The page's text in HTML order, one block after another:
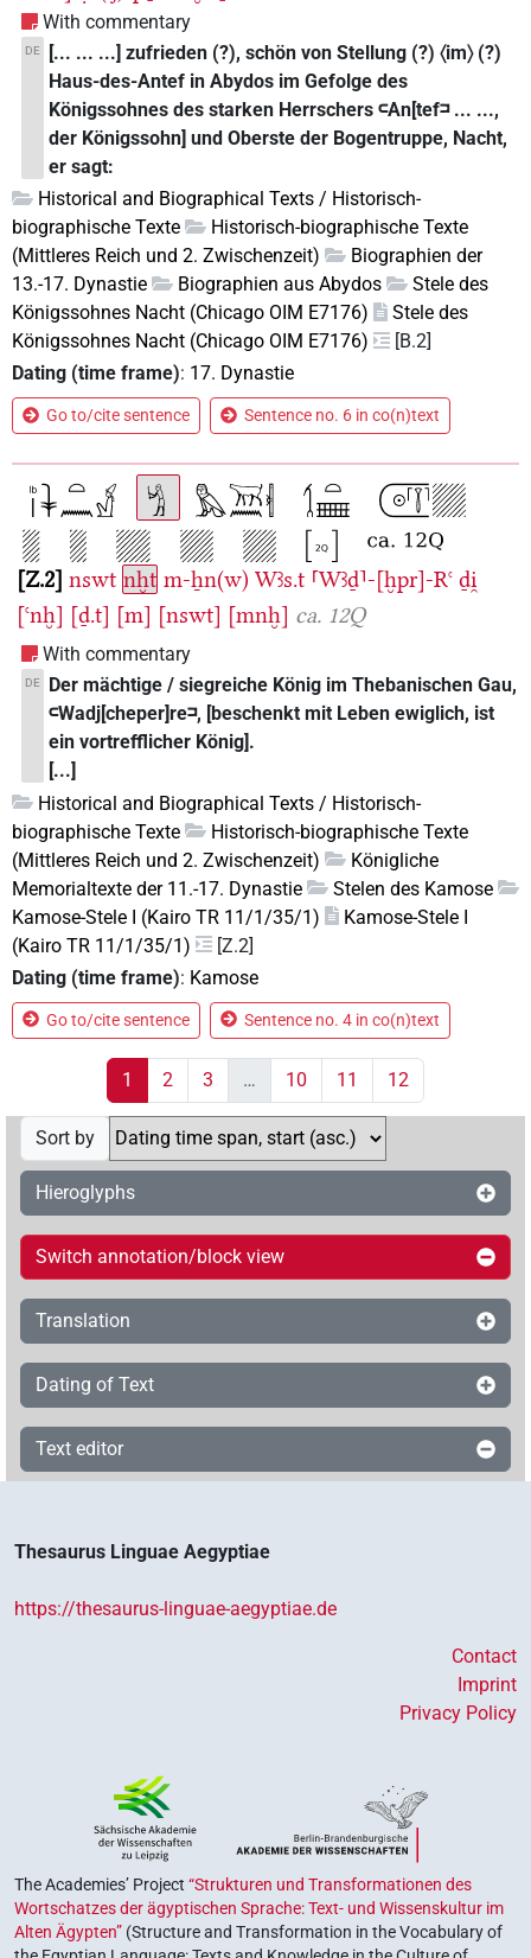
With commentary
DE
[... ... ...] zufrieden (?), schön von Stellung (?) 〈im〉 (?)
Haus-des-Antef in Abydos im Gefolge des
Königssohnes des starken Herrschers 𓍹An[tef𓍺 ... ...,
der Königssohn] und Oberste der Bogentruppe, Nacht,
er sagt:
Historical and Biographical Texts / Historisch-
biographische Texte
Historisch-biographische Texte
(Mittleres Reich und 2. Zwischenzeit)
Biographien der
13.-17. Dynastie
Biographien aus Abydos
Stele des
Königssohnes Nacht (Chicago OIM E7176)
Stele des
Königssohnes Nacht (Chicago OIM E7176)
[B.2]
Dating (time frame): 17. Dynastie
Go to/cite sentence Sentence no. 6 in co(n)text
Z.2 nswt nḫt m-ẖn(w) Wꜣs.t ⸢Wꜣḏ⸣-[ḫpr]-Rꜥ ḏi̯
[ꜥnḫ] [ḏ.t] [m] [nswt] [mnḫ] ca. 12Q
With commentary
DE
Der mächtige / siegreiche König im Thebanischen Gau,
𓍹Wadj[cheper]re𓍺, [beschenkt mit Leben ewiglich, ist
ein vortrefflicher König].
[...]
Historical and Biographical Texts / Historisch-
biographische Texte
Historisch-biographische Texte
(Mittleres Reich und 2. Zwischenzeit)
Königliche
Memorialtexte der 11.-17. Dynastie
Stelen des Kamose
Kamose-Stele I (Kairo TR 11/1/35/1)
Kamose-Stele I
(Kairo TR 11/1/35/1)
[Z.2]
Dating (time frame): Kamose
Go to/cite sentence Sentence no. 4 in co(n)text
1 2 3 … 10 11 12
Sort by
Hieroglyphs
Switch annotation/block view
Translation
Dating of Text
Text editor
Thesaurus Linguae Aegyptiae
https://thesaurus-linguae-aegyptiae.de
Contact
Imprint
Privacy Policy
The Academies’ Project “Strukturen und Transformationen des
Wortschatzes der ägyptischen Sprache: Text- und Wissenskultur im
Alten Ägypten” (Structure and Transformation in the Vocabulary of